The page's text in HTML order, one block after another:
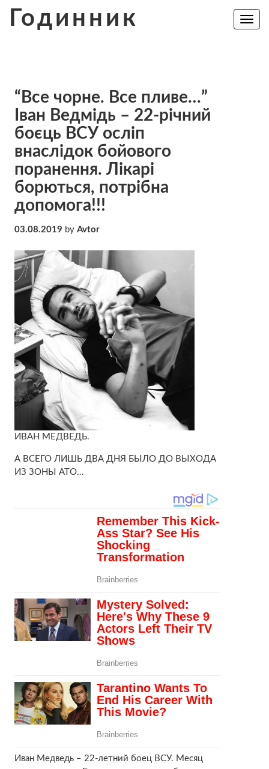
Годинник
Toggle
“Все чорне. Все пливе…”
Іван Ведмідь – 22-річний
боєць ВСУ осліп
внаслідок бойового
поранення. Лікарі
борються, потрібна
допомога!!!
03.08.2019 by Avtor
ИВАН МЕДВЕДЬ.
А ВСЕГО ЛИШЬ ДВА ДНЯ БЫЛО ДО ВЫХОДА
ИЗ ЗОНЫ АТО…
Иван Медведь – 22-летний боец ВСУ. Месяц